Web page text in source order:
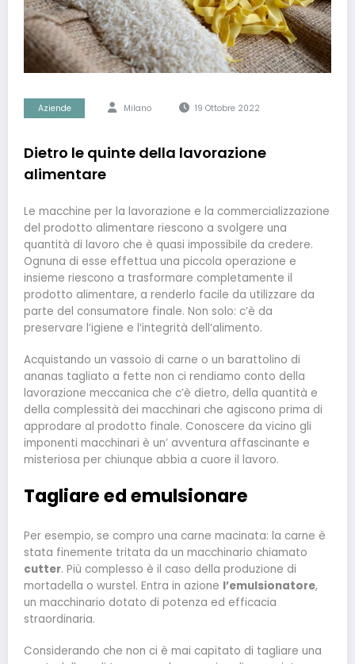
Aziende Milano 19 Ottobre 2022
Dietro le quinte della lavorazione
alimentare
Le macchine per la lavorazione e la commercializzazione
del prodotto alimentare riescono a svolgere una
quantità di lavoro che è quasi impossibile da credere.
Ognuna di esse effettua una piccola operazione e
insieme riescono a trasformare completamente il
prodotto alimentare, a renderlo facile da utilizzare da
parte del consumatore finale. Non solo: c’è da
preservare l’igiene e l’integrità dell’alimento.
Acquistando un vassoio di carne o un barattolino di
ananas tagliato a fette non ci rendiamo conto della
lavorazione meccanica che c’è dietro, della quantità e
della complessità dei macchinari che agiscono prima di
approdare al prodotto finale. Conoscere da vicino gli
imponenti macchinari è un’ avventura affascinante e
misteriosa per chiunque abbia a cuore il lavoro.
Tagliare ed emulsionare
Per esempio, se compro una carne macinata: la carne è
stata finemente tritata da un macchinario chiamato
cutter. Più complesso è il caso della produzione di
mortadella o wurstel. Entra in azione l’emulsionatore,
un macchinario dotato di potenza ed efficacia
straordinaria.
Considerando che non ci è mai capitato di tagliare una